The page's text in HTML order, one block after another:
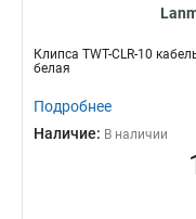
Клипса TWT-CLR-10
белая
Подробнее
Наличие: В наличии